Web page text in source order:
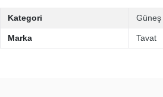
Kategori
Marka Tavat